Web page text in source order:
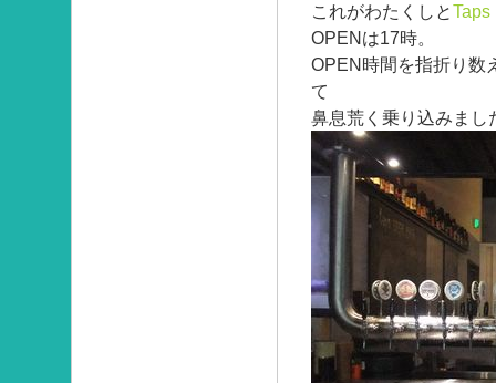
これがわたくしとTaps
OPENは17時。
OPEN時間を指折り数
て
鼻息荒く乗り込みまし